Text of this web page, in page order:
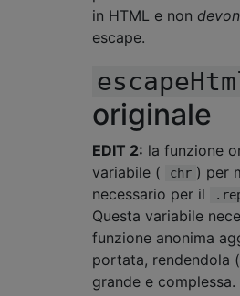
in HTML e non
escape.
originale
EDIT 2: la funzione
variabile (
chr ) per
necessario per il
Questa variabile
funzione anonima
portata, rendendola
grande e complessa.